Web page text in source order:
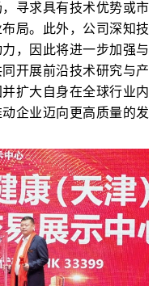
寻求具有技术优势或市
局。此外，公司深知技
，因此将进一步加强与
开展前沿技术研究与产
扩大自身在全球行业内
企业迈向更高质量的发